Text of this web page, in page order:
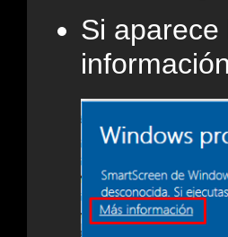
Si